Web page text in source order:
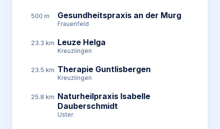
500 m Gesundheitspraxis an der Murg
Frauenfeld
23.3 km Leuze Helga
Kreuzlingen
23.5 km Therapie Guntlisbergen
Kreuzlingen
25.8 km Naturheilpraxis Isabelle
Dauberschmidt
Uster